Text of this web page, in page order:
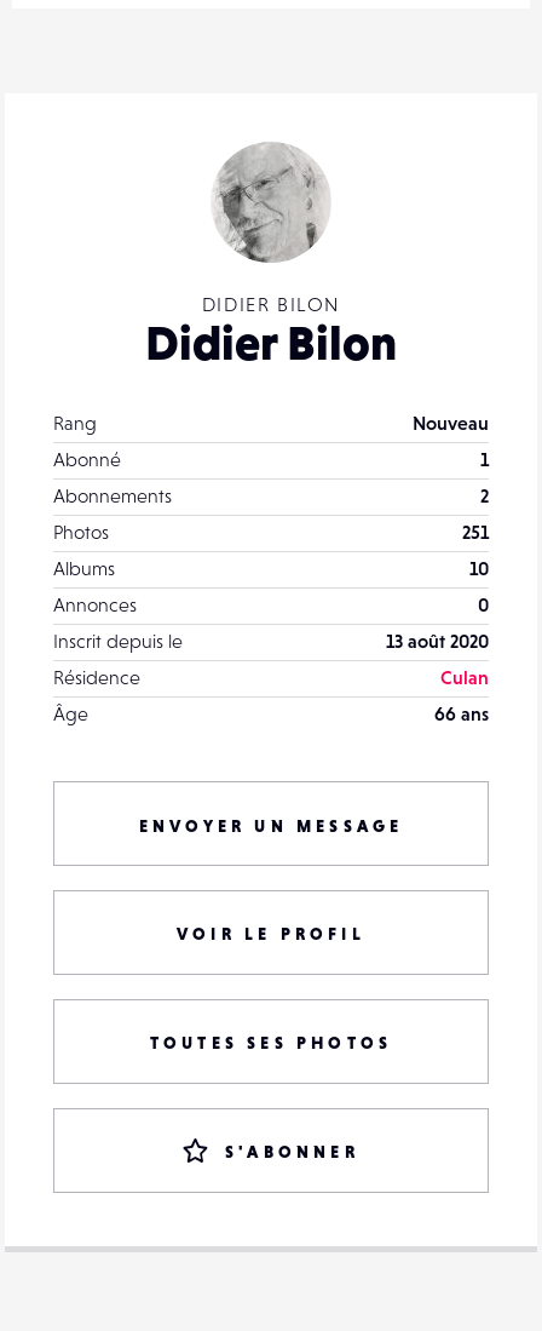
DIDIER BILON
Didier Bilon
Rang
Nouveau
Abonné
1
Abonnements
2
Photos
251
Albums
10
Annonces
0
Inscrit depuis le
13 août 2020
Résidence
Culan
Âge
66 ans
ENVOYER UN MESSAGE
VOIR LE PROFIL
TOUTES SES PHOTOS
S'ABONNER